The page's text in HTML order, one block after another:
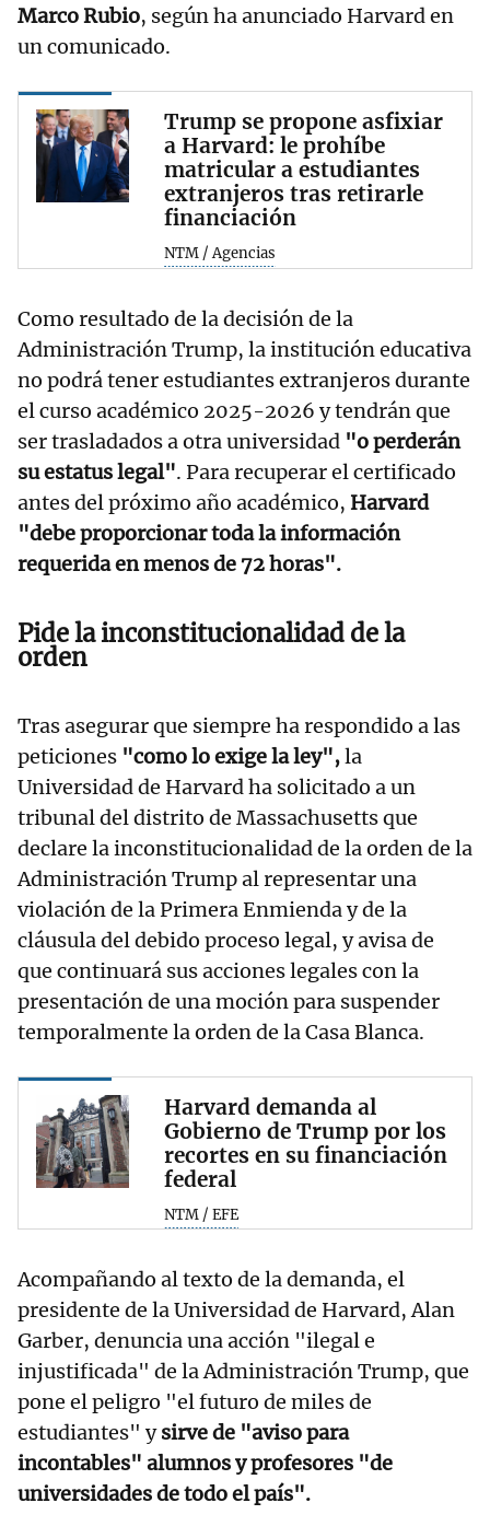
Marco Rubio, según ha anunciado Harvard en
un comunicado.
Trump se propone asfixiar
a Harvard: le prohíbe
matricular a estudiantes
extranjeros tras retirarle
financiación
NTM / Agencias
Como resultado de la decisión de la
Administración Trump, la institución educativa
no podrá tener estudiantes extranjeros durante
el curso académico 2025-2026 y tendrán que
ser trasladados a otra universidad "o perderán
su estatus legal". Para recuperar el certificado
antes del próximo año académico, Harvard
"debe proporcionar toda la información
requerida en menos de 72 horas".
Pide la inconstitucionalidad de la
orden
Tras asegurar que siempre ha respondido a las
peticiones "como lo exige la ley",la
Universidad de Harvard ha solicitado a un
tribunal del distrito de Massachusetts que
declare la inconstitucionalidad de la orden de la
Administración Trump al representar una
violación de la Primera Enmienda y de la
cláusula del debido proceso legal, y avisa de
que continuará sus acciones legales con la
presentación de una moción para suspender
temporalmente la orden de la Casa Blanca.
Harvard demanda al
Gobierno de Trump por los
recortes en su financiación
federal
NTM / EFE
Acompañando al texto de la demanda, el
presidente de la Universidad de Harvard, Alan
Garber, denuncia una acción "ilegal e
injustificada" de la Administración Trump, que
pone el peligro "el futuro de miles de
estudiantes" ysirve de "aviso para
incontables" alumnos y profesores "de
universidades de todo el país".